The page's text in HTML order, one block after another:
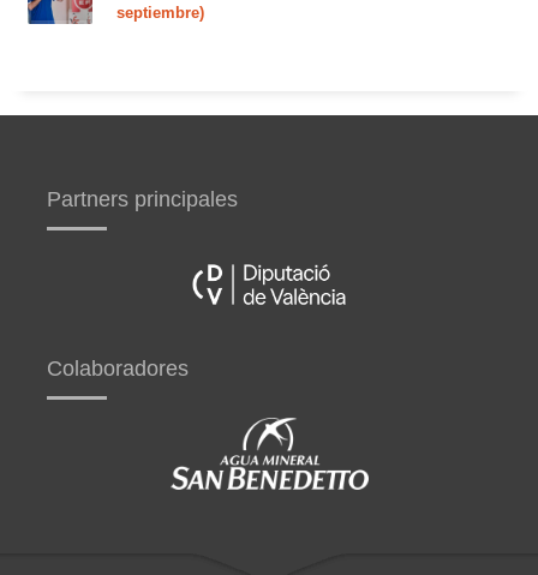
septiembre)
Partners principales
Colaboradores